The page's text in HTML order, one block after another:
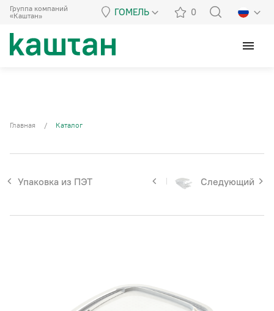
Группа компаний
«Каштан»
ГОМЕЛЬ 0
menu
Главная / Каталог
Упаковка из ПЭТ Следующий